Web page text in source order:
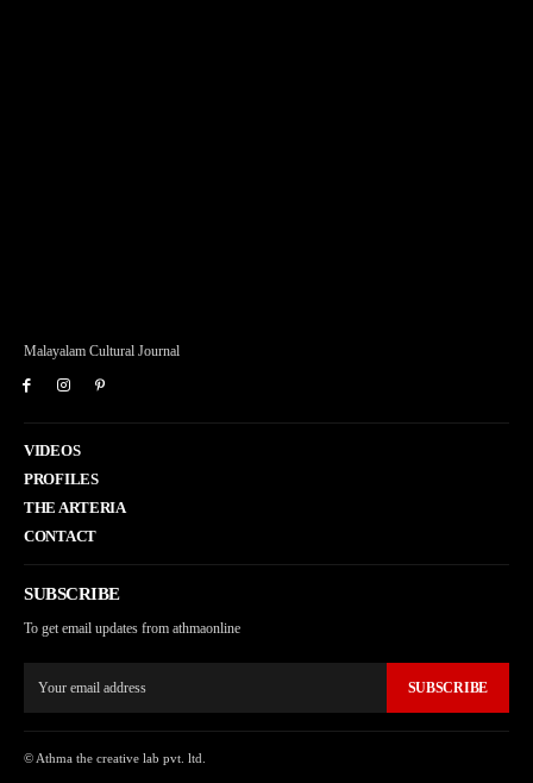
Malayalam Cultural Journal
VIDEOS
PROFILES
THE ARTERIA
CONTACT
SUBSCRIBE
To get email updates from athmaonline
SUBSCRIBE
© Athma the creative lab pvt. ltd.